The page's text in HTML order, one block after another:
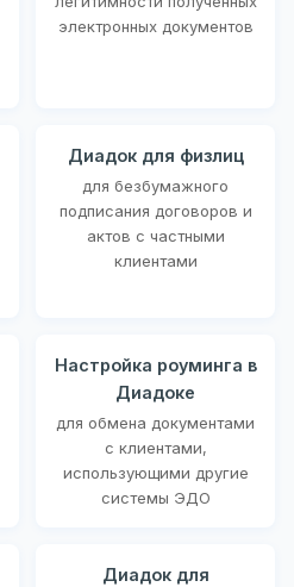
электронных документов
Диадок для физлиц
для безбумажного
подписания договоров и
актов с частными
клиентами
Настройка роуминга в
Диадоке
для обмена документами
с клиентами,
использующими другие
системы ЭДО
Диадок для